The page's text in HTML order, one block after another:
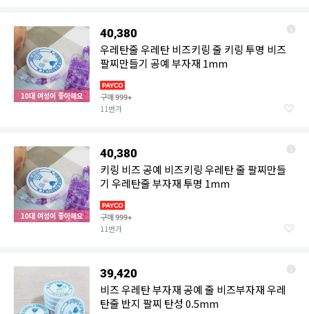
10대 여성이 좋아해요
40,380
우레탄줄 우레탄 비즈키링 줄 키링 투명 비즈
팔찌만들기 공예 부자재 1mm
구매999+
11번가
10대 여성이 좋아해요
40,380
키링 비즈 공예 비즈키링 우레탄 줄 팔찌만들
기 우레탄줄 부자재 투명 1mm
구매999+
11번가
39,420
비즈 우레탄 부자재 공예 줄 비즈부자재 우레
탄줄 반지 팔찌 탄성 0.5mm